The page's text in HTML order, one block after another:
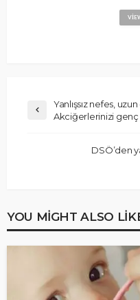
Yanlışsız nefes,
Akciğerlerinizi
DSÖ’den
YOU MIGHT ALSO